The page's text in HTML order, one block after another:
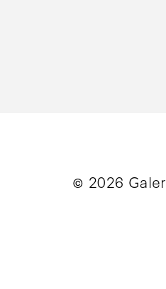
© 2026